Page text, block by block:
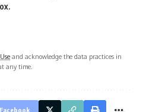
and acknowledge the data practices in
any time.
Facebook